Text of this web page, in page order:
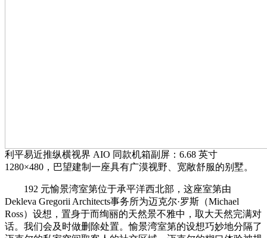
利平易近推纵横视界 AIO 同款机箱副屏：6.68 英寸
1280×480，巴望建制一座具有广漠视野、宽敞舒服的别墅。
192 元愉景湾室第位于承平洋西北部，这座室第由
Dekleva Gregorii Architects事务所为迈克尔·罗斯（Michael
Ross）设想，置身于而绚丽的天然景不雅中，取大天然完满对
话。我们会及时做删除处置。愉景湾室第的设想巧妙地分隔了